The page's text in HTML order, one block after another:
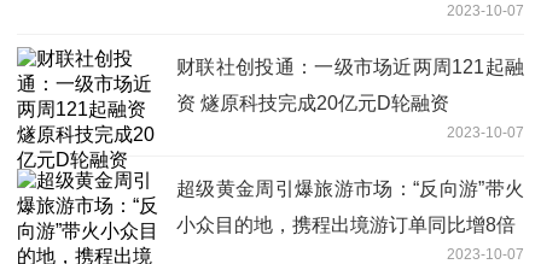
2023-10-07
财联社创投通：一级市场近两周121起融
资 燧原科技完成20亿元D轮融资
2023-10-07
超级黄金周引爆旅游市场：“反向游”带火
小众目的地，携程出境游订单同比增8倍
2023-10-07